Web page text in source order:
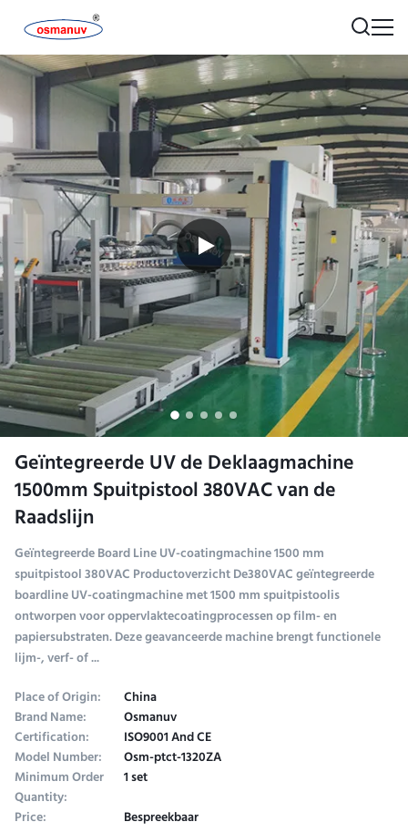
Geïntegreerde UV de Deklaagmachine
1500mm Spuitpistool 380VAC van de
Raadslijn
Geïntegreerde Board Line UV-coatingmachine 1500 mm
spuitpistool 380VAC Productoverzicht De380VAC geïntegreerde
boardline UV-coatingmachine met 1500 mm spuitpistoolis
ontworpen voor oppervlaktecoatingprocessen op film- en
papiersubstraten. Deze geavanceerde machine brengt functionele
lijm-, verf- of ...
Place of Origin:
China
Brand Name: Osmanuv
Certification: ISO9001 And CE
Model Number: Osm-ptct-1320ZA
Minimum Order
Quantity:
1 set
Price:
Bespreekbaar